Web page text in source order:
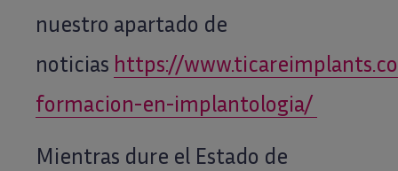
nuestro apartado de
noticias https://
formacion-en-implantologia/
Mientras dure el Estado de